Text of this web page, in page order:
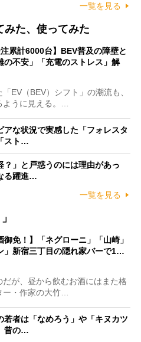
一覧を見る
みた、使ってみた
注累計6000台】BEV普及の障壁と
の不安」「充電のストレス」解
EV（BEV）シフト」の潮流も、
うに見える。…
アな状況で実感した「フォレスタ
スト…
」と戸惑うのには理由があっ
る躍進…
一覧を見る
御免！】「ネグローニ」「山崎」
」新宿三丁目の隠れ家バーで1…
が、昼から飲むお酒にはまた格
・作家の大竹…
若者は「なめろう」や「キヌカツ
昔の…